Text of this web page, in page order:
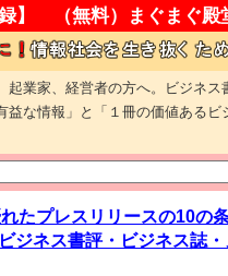
】 （無料） まぐまぐ殿
起業家、経営者の方へ。ビジネ
益な情報」と「１冊の価値ある
たプレスリリースの10の
ビジネス書評・ビジネス誌